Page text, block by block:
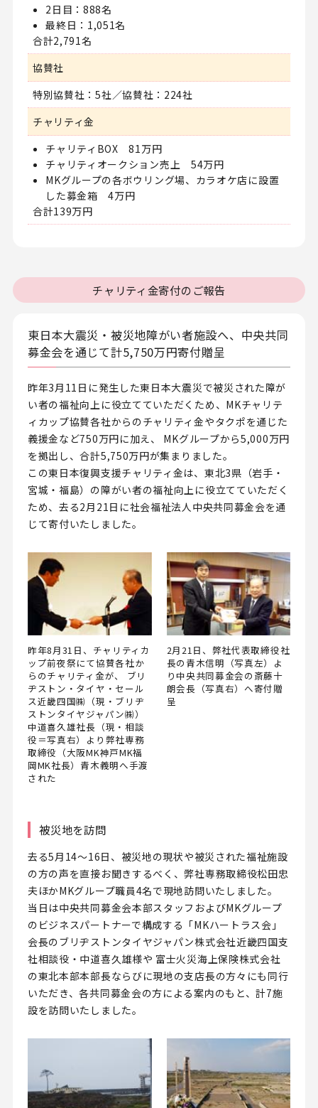
2日目：888名
最終日：1,051名
合計2,791名
協賛社
特別協賛社：5社／協賛社：224社
チャリティ金
チャリティBOX 81万円
チャリティオークション売上 54万円
MKグループの各ボウリング場、カラオケ店に設置
した募金箱 4万円
合計139万円
チャリティ金寄付のご報告
東日本大震災・被災地障がい者施設へ、中央共同
募金会を通じて計5,750万円寄付贈呈
昨年3月11日に発生した東日本大震災で被災された障が
い者の福祉向上に役立てていただくため、MKチャリテ
ィカップ協賛各社からのチャリティ金やタクポを通じた
義援金など750万円に加え、 MKグループから5,000万円
を拠出し、合計5,750万円が集まりました。
この東日本復興支援チャリティ金は、東北3県（岩手・
宮城・福島）の障がい者の福祉向上に役立てていただく
ため、去る2月21日に社会福祉法人中央共同募金会を通
じて寄付いたしました。
昨年8月31日、チャリティカ
ップ前夜祭にて協賛各社か
らのチャリティ金が、 ブリ
ヂストン・タイヤ・セール
ス近畿四国㈱（現・ブリヂ
ストンタイヤジャパン㈱）
中道喜久雄社長（現・相談
役＝写真右）より弊社専務
取締役（大阪MK神戸MK福
岡MK社長）青木義明へ手渡
された
2月21日、弊社代表取締役社
長の青木信明（写真左）よ
り中央共同募金会の斎藤十
朗会長（写真右）へ寄付贈
呈
被災地を訪問
去る5月14～16日、被災地の現状や被災された福祉施設
の方の声を直接お聞きするべく、弊社専務取締役松田忠
夫ほかMKグループ職員4名で現地訪問いたしました。
当日は中央共同募金会本部スタッフおよびMKグループ
のビジネスパートナーで構成する「MKハートラス会」
会長のブリヂストンタイヤジャパン株式会社近畿四国支
社相談役・中道喜久雄様や 富士火災海上保険株式会社
の東北本部本部長ならびに現地の支店長の方々にも同行
いただき、各共同募金会の方による案内のもと、計7施
設を訪問いたしました。